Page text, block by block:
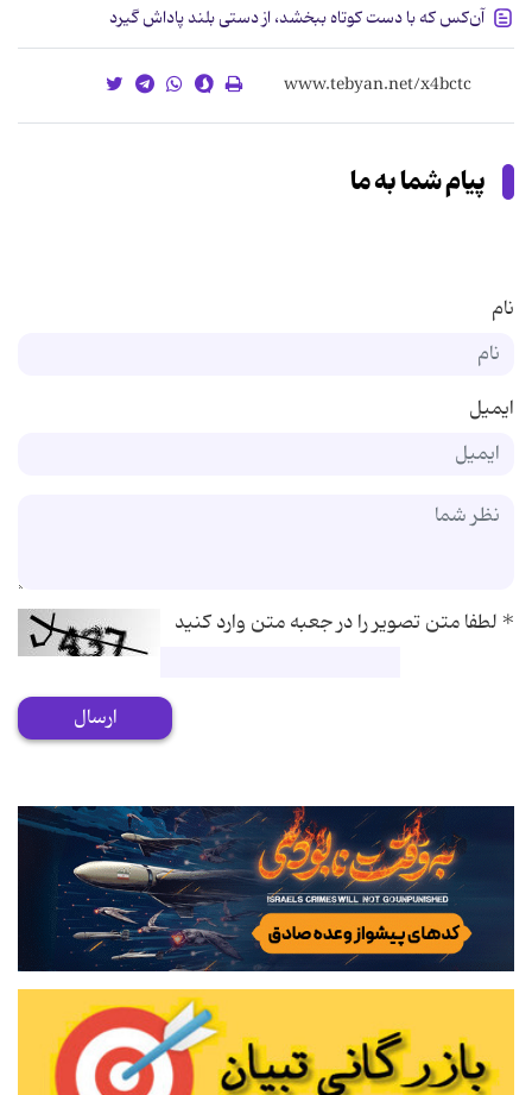
آن‌کس که با دست کوتاه ببخشد، از دستی بلند پاداش گیرد
پیام شما به ما
نام
ایمیل
*لطفا متن تصویر را در جعبه متن وارد کنید
ارسال